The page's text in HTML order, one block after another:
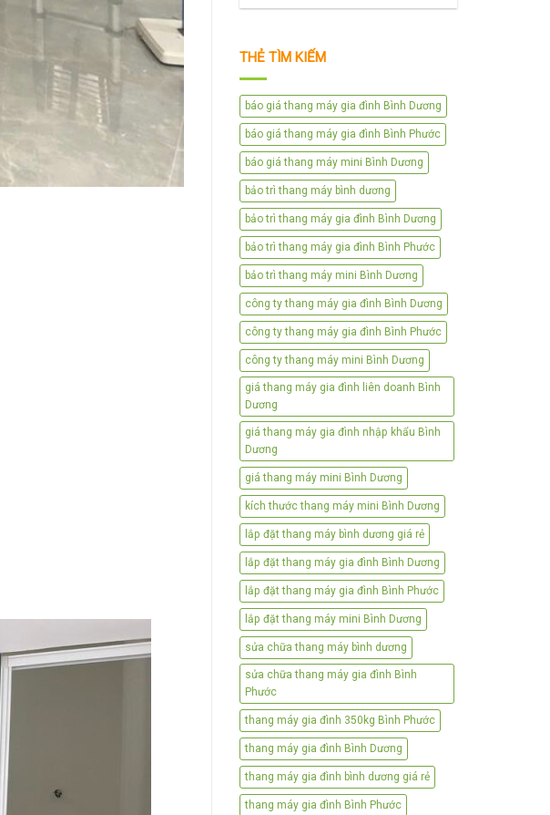
THẺ TÌM KIẾM
báo giá thang máy gia đình Bình Dương
báo giá thang máy gia đình Bình Phước
báo giá thang máy mini Bình Dương
bảo trì thang máy bình dương
bảo trì thang máy gia đình Bình Dương
bảo trì thang máy gia đình Bình Phước
bảo trì thang máy mini Bình Dương
công ty thang máy gia đình Bình Dương
công ty thang máy gia đình Bình Phước
công ty thang máy mini Bình Dương
giá thang máy gia đình liên doanh Bình
Dương
giá thang máy gia đình nhập khẩu Bình
Dương
giá thang máy mini Bình Dương
kích thước thang máy mini Bình Dương
lắp đặt thang máy bình dương giá rẻ
lắp đặt thang máy gia đình Bình Dương
lắp đặt thang máy gia đình Bình Phước
lắp đặt thang máy mini Bình Dương
sửa chữa thang máy bình dương
sửa chữa thang máy gia đình Bình
Phước
thang máy gia đình 350kg Bình Phước
thang máy gia đình Bình Dương
thang máy gia đình bình dương giá rẻ
thang máy gia đình Bình Phước